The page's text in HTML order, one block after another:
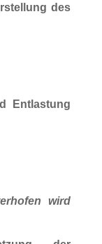
des
Entlastung
wird